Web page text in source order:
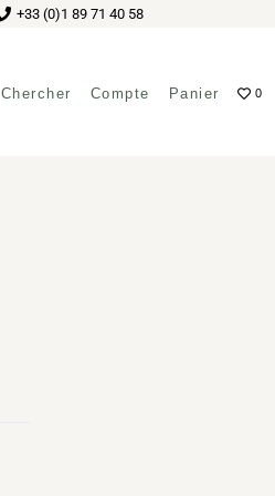
+33 (0)1 89 71 40 58
Chercher Compte Panier 0